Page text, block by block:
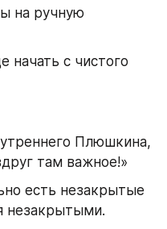
на ручную
начать с чистого
Плюшкина,
там важное!»
есть незакрытые
незакрытыми.